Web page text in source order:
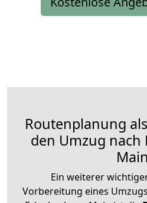
Routenplanung
den Umzug nach
Main
Ein weiterer
Vorbereitung eines